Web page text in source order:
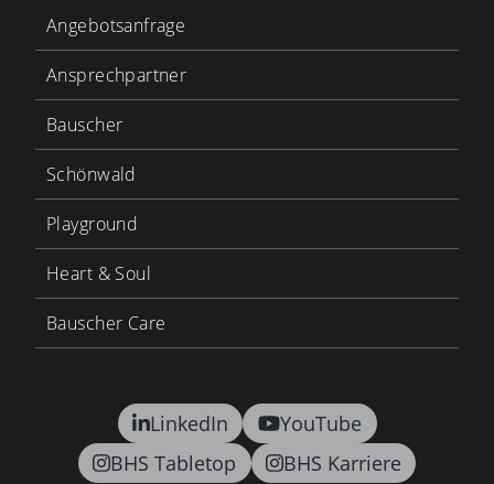
LinkedIn
YouTube
BHS Tabletop
BHS Karriere
Angebotsanfrage
Ansprechpartner
Bauscher
Schönwald
Playground
Heart & Soul
Bauscher Care